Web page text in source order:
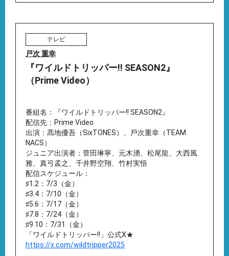
テレビ
戸次 重幸
『ワイルドトリッパー!! SEASON2』
（Prime Video）
番組名：『ワイルドトリッパー!! SEASON2』
配信先：Prime Video
出演：髙地優吾（SixTONES）、⼾次重幸（TEAM
NACS）
ジュニア出演者：菅⽥琳寧、元⽊湧、松尾⿓、⼤⻄⾵
雅、真⼸孟之、千井野空翔、⽵村実悟
配信スケジュール：
♯1.2：7/3（金）
♯3.4：7/10（金）
♯5.6：7/17（金）
♯7.8：7/24（金）
♯9.10：7/31（金）
「ワイルドトリッパー!!」公式X★
https://x.com/wildtripper2025